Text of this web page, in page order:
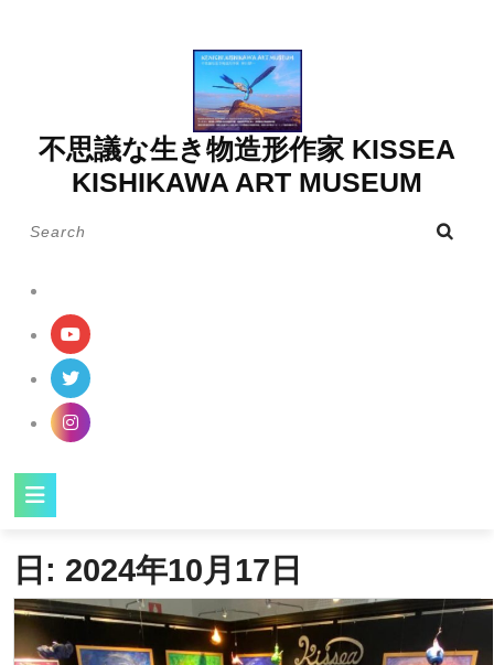
不思議な生き物造形作家 KISSEA
KISHIKAWA ART MUSEUM
日: 2024年10月17日